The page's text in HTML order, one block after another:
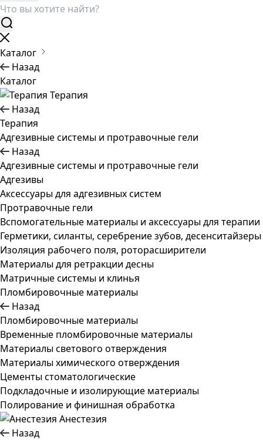
Каталог
Назад
Каталог
Терапия
Назад
Терапия
Адгезивные системы и протравочные гели
Назад
Адгезивные системы и протравочные гели
Адгезивы
Аксессуары для адгезивных систем
Протравочные гели
Вспомогательные материалы и аксессуары для терапии
Герметики, силанты, серебрение зубов, десенситайзеры
Изоляция рабочего поля, роторасширители
Материалы для ретракции десны
Матричные системы и клинья
Пломбировочные материалы
Назад
Пломбировочные материалы
Временные пломбировочные материалы
Материалы светового отверждения
Материалы химического отверждения
Цементы стоматологические
Подкладочные и изолирующие материалы
Полирование и финишная обработка
Анестезия
Назад